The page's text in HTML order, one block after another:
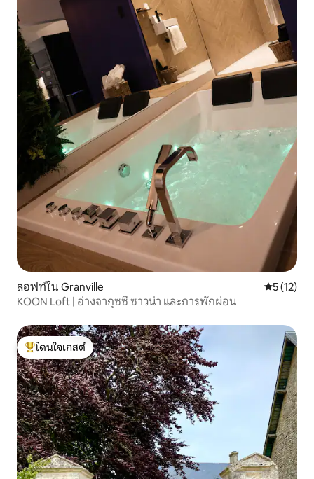
ลอฟท์ใน Granville คะแนนเฉลี่
5 (12)
KOON Loft | อ่างจากุซซี่ ซาวน่า และการพักผ่อน
โดนใจเกสต์ที่สุด
โดนใจเกสต์